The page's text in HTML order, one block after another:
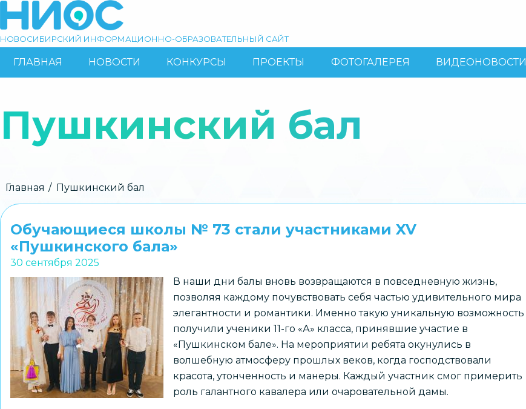
основному
Поиск
НОВОСИБИРСКИЙ ИНФОРМАЦИОННО-ОБРАЗОВАТЕЛЬНЫЙ САЙТ
ОСНОВНАЯ
ГЛАВНАЯ НОВОСТИ КОНКУРСЫ ПРОЕКТЫ ФОТОГАЛЕРЕЯ ВИДЕОНОВОСТИ
Пушкинский бал
Строка
навигации
Главная Пушкинский бал
Обучающиеся школы № 73 стали участниками XV
«Пушкинского бала»
30 сентября 2025
В наши дни балы вновь возвращаются в повседневную жизнь,
позволяя каждому почувствовать себя частью удивительного мира
элегантности и романтики. Именно такую уникальную возможность
получили ученики 11-го «А» класса, принявшие участие в
«Пушкинском бале». На мероприятии ребята окунулись в
волшебную атмосферу прошлых веков, когда господствовали
красота, утонченность и манеры. Каждый участник смог примерить
роль галантного кавалера или очаровательной дамы.